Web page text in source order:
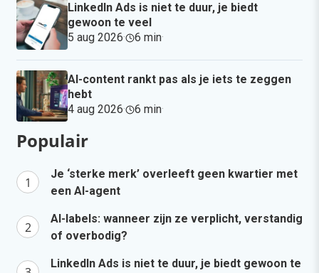
LinkedIn Ads is niet te duur, je biedt
gewoon te veel
5 aug 2026· 6 min·
AI-content rankt pas als je iets te zeggen
hebt
4 aug 2026· 6 min·
Populair
Je ‘sterke merk’ overleeft geen kwartier met
een AI-agent
AI-labels: wanneer zijn ze verplicht, verstandig
of overbodig?
LinkedIn Ads is niet te duur, je biedt gewoon te